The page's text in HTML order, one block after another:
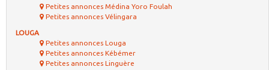
Petites annonces Médina Yoro Foulah
Petites annonces Vélingara
LOUGA
Petites annonces Louga
Petites annonces Kébémer
Petites annonces Linguère